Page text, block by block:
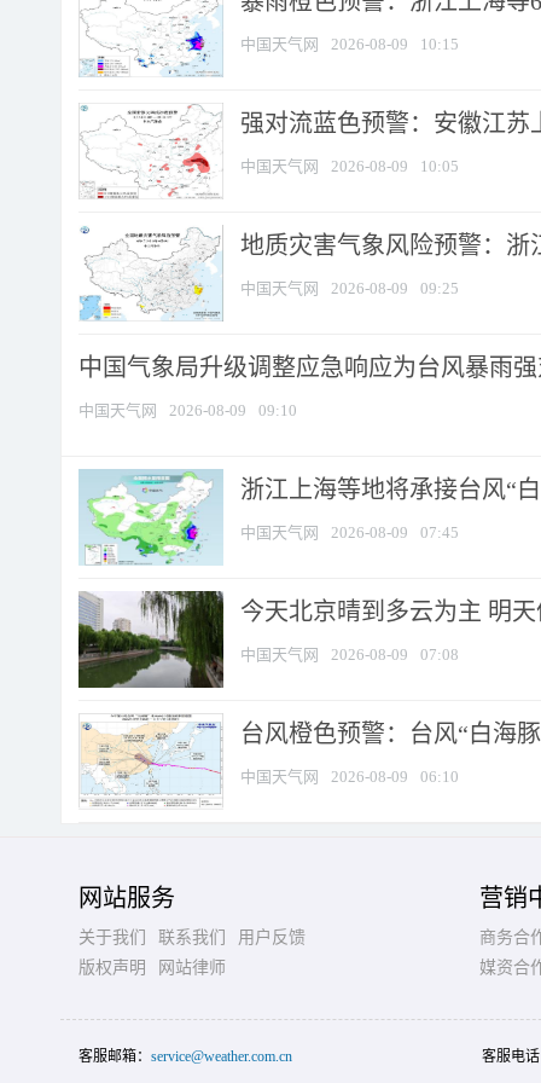
中国天气网 2026-08-09 10:15
强对流蓝色预警：安徽江苏
中国天气网 2026-08-09 10:05
地质灾害气象风险预警：浙
中国天气网 2026-08-09 09:25
中国气象局升级调整应急响应为台风暴雨
中国天气网 2026-08-09 09:10
浙江上海等地将承接台风“
中国天气网 2026-08-09 07:45
今天北京晴到多云为主 明
中国天气网 2026-08-09 07:08
台风橙色预警：台风“白海
中国天气网 2026-08-09 06:10
网站服务
关于我们 联系我们
用户反馈
版权声明
网站律师
营销
商务合
媒资合
客服邮箱： service@weather.com.cn 客服电